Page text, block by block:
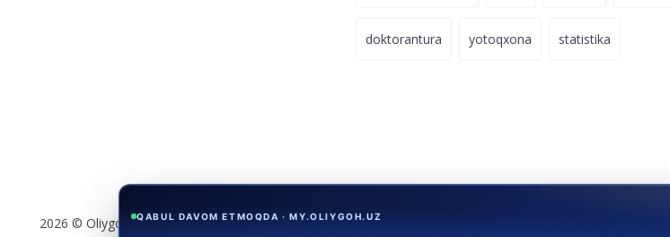
doktorantura yotoqxona statistika
2026 © Oliygoh.uz, Barcha huquqlar himoyalangan
QABUL DAVOM ETMOQDA · MY.OLIYGOH.UZ